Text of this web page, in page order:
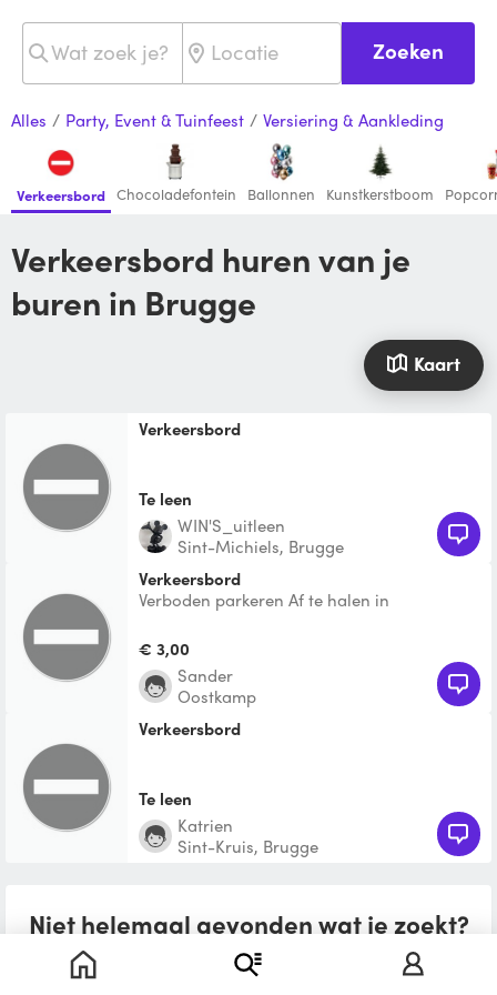
Zoeken
Alles / Party, Event & Tuinfeest / Versiering & Aankleding
Verkeersbord Chocoladefontein Ballonnen Kunstkerstboom
Verkeersbord huren van je
buren in Brugge
Kaart
Verkeersbord
Te leen
WIN'S_uitleen
Sint-Michiels, Brugge
Verkeersbord
Verboden parkeren Af te halen in
€ 3,00
Sander
Oostkamp
Verkeersbord
Te leen
katrien
Sint-Kruis, Brugge
Niet helemaal gevonden wat je zoekt?